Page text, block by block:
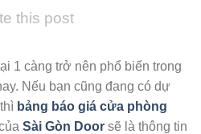
this post
1 càng trở nên phổ biến trong
Nếu bạn cũng đang có dự
bảng báo giá cửa phòng
Sài Gòn Door sẽ là thông tin